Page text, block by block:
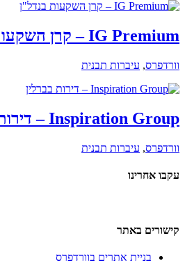
IG Premium – קרן השקעות בנדל"ן
וורדפרס, עיברות תבנית
Inspiration Group – דירות בברלין
וורדפרס, עיברות תבנית
עקבו אחרינו
קישורים באתר
בניית אתרים בוורדפרס